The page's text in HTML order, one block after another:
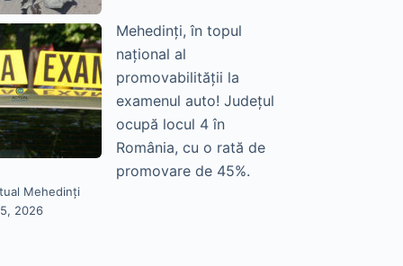
Mehedinți, în topul
național al
promovabilității la
examenul auto! Județul
ocupă locul 4 în
România, cu o rată de
promovare de 45%.
Mehedinți
2026